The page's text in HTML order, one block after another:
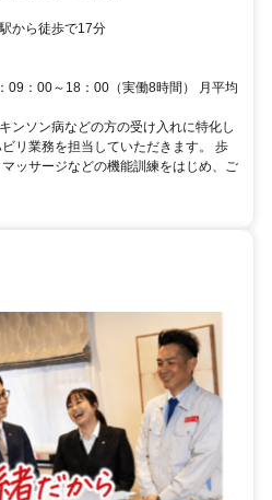
園駅から徒歩で17分
09：00～18：00（実働8時間） 月平均
ンソン病などの方の受け入れに特化し
リ業務を担当していただきます。 歩
ッサージなどの機能訓練をはじめ、ご